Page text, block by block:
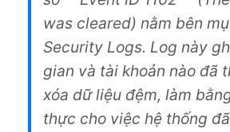
was cleared) nằm bên
Security Logs. Log này
gian và tài khoản nào đã
xóa dữ liệu đệm, làm
thực cho việc hệ thống